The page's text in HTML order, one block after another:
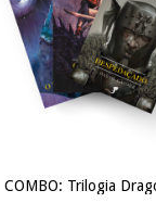
COMBO: Trilogia